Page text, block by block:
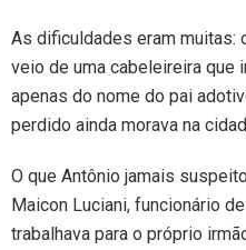
As dificuldades eram muitas:
veio de uma cabeleireira que
apenas do nome do pai
perdido ainda morava na
O que Antônio jamais
Maicon Luciani, funcionário
trabalhava para o próprio